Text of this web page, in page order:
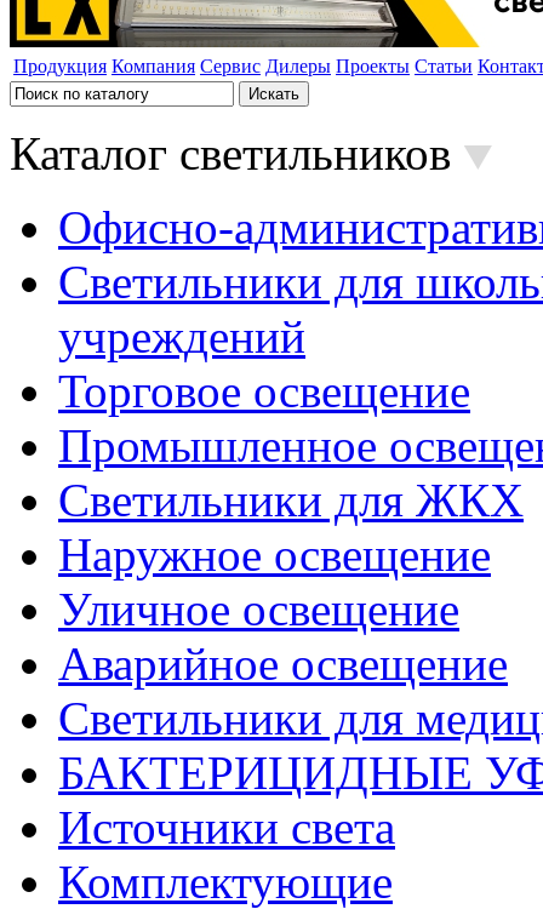
Продукция Компания Сервис Дилеры Проекты Статьи
Каталог светильников
Офисно-
Светильники для
учреждений
Торговое освещение
Промышленное
Светильники для ЖКХ
Наружное освещение
Уличное освещение
Аварийное освещение
Светильники для
БАКТЕРИЦИДНЫЕ
Источники света
Комплектующие